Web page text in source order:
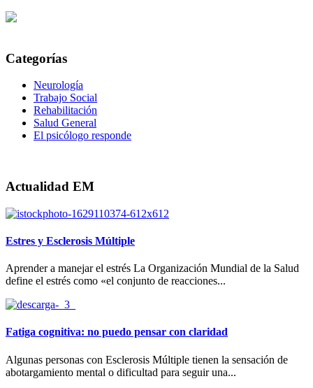
Categorías
Neurología
Trabajo Social
Rehabilitación
Salud General
El psicólogo responde
Actualidad EM
Estres y Esclerosis Múltiple
Aprender a manejar el estrés La Organización Mundial de la Salud
define el estrés como «el conjunto de reacciones...
Fatiga cognitiva: no puedo pensar con claridad
Algunas personas con Esclerosis Múltiple tienen la sensación de
abotargamiento mental o dificultad para seguir una...